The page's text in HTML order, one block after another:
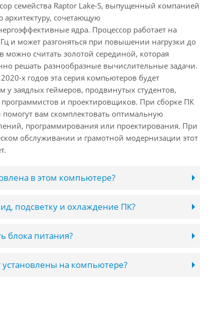
семейства Raptor Lake-S, выпущенный компанией
архитектуру, сочетающую
ядра. Процессор работает на
и может разгоняться при повышении нагрузки до
можно считать золотой серединой, которая
решать разнообразные вычислительные задачи.
х годов эта серия компьютеров будет
у заядлых геймеров, продвинутых студентов,
и проектировщиков. При сборке ПК
вам скомплектовать оптимальную
программирования или проектирования. При
обслуживании и грамотной модернизации этот
в этом компьютере?
подсветку и охлаждение ПК?
блока питания?
на компьютере?